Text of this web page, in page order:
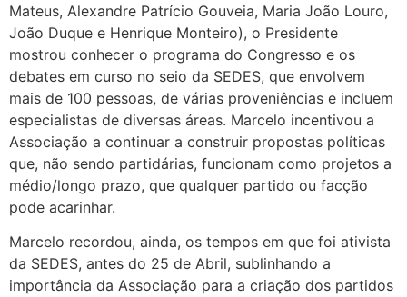
Mateus, Alexandre Patrício Gouveia, Maria João Louro,
João Duque e Henrique Monteiro), o Presidente
mostrou conhecer o programa do Congresso e os
debates em curso no seio da SEDES, que envolvem
mais de 100 pessoas, de várias proveniências e incluem
especialistas de diversas áreas. Marcelo incentivou a
Associação a continuar a construir propostas políticas
que, não sendo partidárias, funcionam como projetos a
médio/longo prazo, que qualquer partido ou facção
pode acarinhar.
Marcelo recordou, ainda, os tempos em que foi ativista
da SEDES, antes do 25 de Abril, sublinhando a
importância da Associação para a criação dos partidos